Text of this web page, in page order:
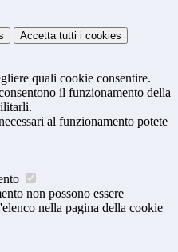
Accetta tutti i cookies
quali cookie consentire.
il funzionamento della
al funzionamento potete
non possono essere
nella pagina della cookie